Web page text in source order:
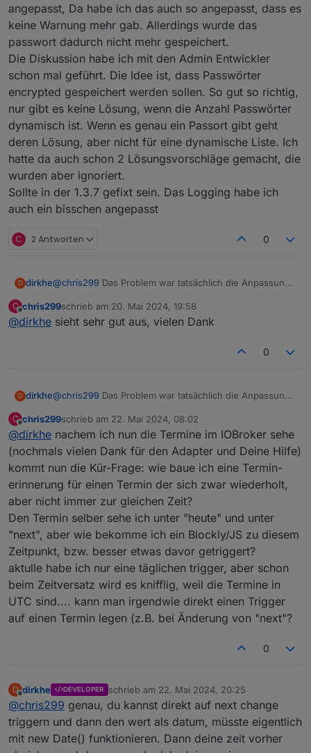
angepasst, Da habe ich das auch so angepasst, dass es
keine Warnung mehr gab. Allerdings wurde das
passwort dadurch nicht mehr gespeichert.
Die Diskussion habe ich mit den Admin Entwickler
schon mal geführt. Die Idee ist, dass Passwörter
encrypted gespeichert werden sollen. So gut so richtig,
nur gibt es keine Lösung, wenn die Anzahl Passwörter
dynamisch ist. Wenn es genau ein Passort gibt geht
deren Lösung, aber nicht für eine dynamische Liste. Ich
hatte da auch schon 2 Lösungsvorschläge gemacht, die
wurden aber ignoriert.
Sollte in der 1.3.7 gefixt sein. Das Logging habe ich
auch ein bisschen angepasst
C 2 Antworten 0
D dirkhe@chris299 Das Problem war tatsächlich die Anpassung
angepasst, Da habe ich das auch so angepasst, dass es
keine Warnung mehr gab. Allerdings wurde das
Die Diskussion habe ich mit den Admin Entwickler schon
ist. Wenn es genau ein Passort gibt geht deren Lösung,
aber nicht für eine dynamische Liste. Ich hatte da auch
schon 2 Lösungsvorschläge gemacht, die wurden aber
ignoriert.
Sollte in der 1.3.7 gefixt sein. Das Logging habe ich auch
ein bisschen angepasst
C
Offline
chris299schrieb am 20. Mai 2024, 19:58
zuletzt editiert von
@dirkhe sieht sehr gut aus, vielen Dank
0
D dirkhe@chris299 Das Problem war tatsächlich die Anpassung
angepasst, Da habe ich das auch so angepasst, dass es
keine Warnung mehr gab. Allerdings wurde das
passwort dadurch nicht mehr gespeichert.
Die Diskussion habe ich mit den Admin Entwickler schon
mal geführt. Die Idee ist, dass Passwörter encrypted
gespeichert werden sollen. So gut so richtig, nur gibt es
keine Lösung, wenn die Anzahl Passwörter dynamisch
ist. Wenn es genau ein Passort gibt geht deren Lösung,
aber nicht für eine dynamische Liste. Ich hatte da auch
schon 2 Lösungsvorschläge gemacht, die wurden aber
ignoriert.
Sollte in der 1.3.7 gefixt sein. Das Logging habe ich auch
ein bisschen angepasst
C
Offline
chris299schrieb am 22. Mai 2024, 08:02
zuletzt editiert von
@dirkhe nachem ich nun die Termine im IOBroker sehe
(nochmals vielen Dank für den Adapter und Deine Hilfe)
kommt nun die Kür-Frage: wie baue ich eine Termin-
erinnerung für einen Termin der sich zwar wiederholt,
aber nicht immer zur gleichen Zeit?
Den Termin selber sehe ich unter "heute" und unter
"next", aber wie bekomme ich ein Blockly/JS zu diesem
Zeitpunkt, bzw. besser etwas davor getriggert?
aktulle habe ich nur eine täglichen trigger, aber schon
beim Zeitversatz wird es knifflig, weil die Termine in
UTC sind.... kann man irgendwie direkt einen Trigger
auf einen Termin legen (z.B. bei Änderung von "next"?
0
D
Offline
dirkhe DEVELOPER schrieb am 22. Mai 2024, 20:25
zuletzt editiert von
@chris299 genau, du kannst direkt auf next change
triggern und dann den wert als datum, müsste eigentlich
mit new Date() funktionieren. Dann deine zeit vorher